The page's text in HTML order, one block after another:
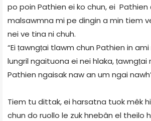
po poin Pathien ei ko chun, ei Pathien
malsawmna mi pe dingin a min tiem
nei ve tina ni chuh.
“Ei ṭawngṭai tlawm chun Pathien in
lungril ngaituona ei nei hlaka, ṭawngṭai
Pathien ngaisak naw an um ngai
Tiem tu dittak, ei harsatna tuok mêk
chun do ruollo le zuk hnebân el theilo